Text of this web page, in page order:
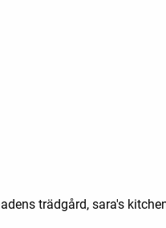
trädgård, sara's